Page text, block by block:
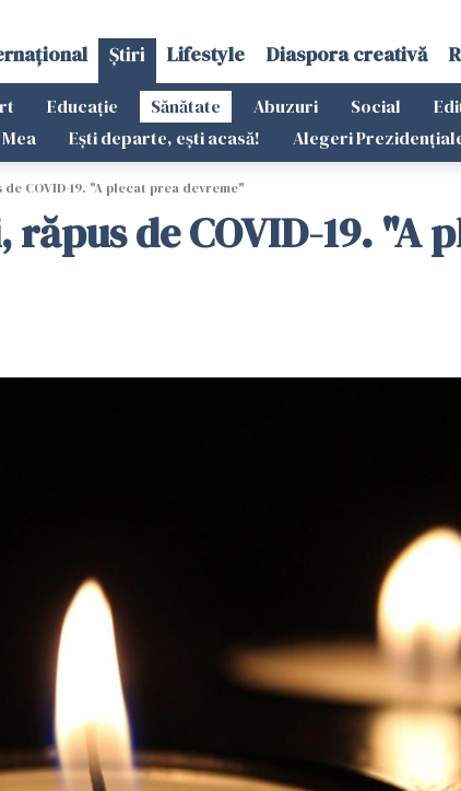
Știri Lifestyle Diaspora creativă
Educație Sănătate Abuzuri Social
Ești departe, ești acasă! Alegeri
COVID-19. "A plecat prea devreme"
răpus de COVID-19. "A